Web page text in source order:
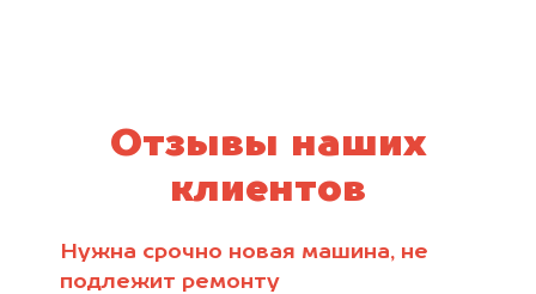
Отзывы наших
клиентов
Нужна срочно новая машина, не
подлежит ремонту